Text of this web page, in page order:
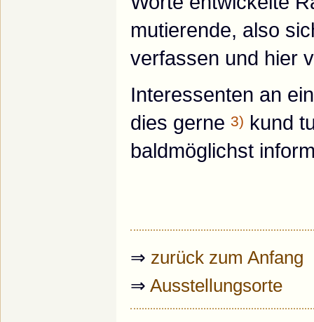
mutierende, also
verfassen und hier
Interessenten an
dies gerne 3) kund
baldmöglichst
⇒ zurück zum Anfang
⇒ Ausstellungsorte